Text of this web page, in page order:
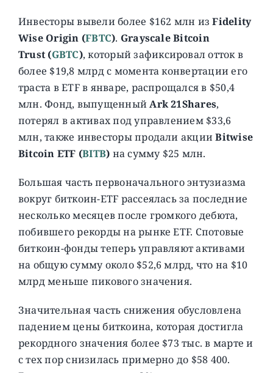
Инвесторы вывели более $162 млн изFidelity
Wise Origin (FBTC). Grayscale Bitcoin
Trust (GBTC), который зафиксировал отток в
более $19,8 млрд с момента конвертации его
траста в ETF в январе, распрощался в $50,4
млн. Фонд, выпущенныйArk 21Shares,
потерял в активах под управлением $33,6
млн, также инвесторы продали акцииBitwise
Bitcoin ETF (BITB) на сумму $25 млн.
Большая часть первоначального энтузиазма
вокруг биткоин-ETF рассеялась за последние
несколько месяцев после громкого дебюта,
побившего рекорды на рынке ETF. Спотовые
биткоин-фонды теперь управляют активами
на общую сумму около $52,6 млрд, что на $10
млрд меньше пикового значения.
Значительная часть снижения обусловлена ​​
падением цены биткоина, которая достигла
рекордного значения более $73 тыс. в марте и
с тех пор снизилась примерно до $58 400.